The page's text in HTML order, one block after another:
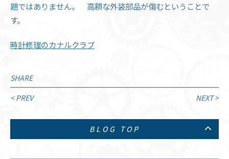
題ではありません。 高額な外装部品が傷むということで
す。
時計修理のカナルクラブ
SHARE
投
< PREV NEXT >
BLOG TOP